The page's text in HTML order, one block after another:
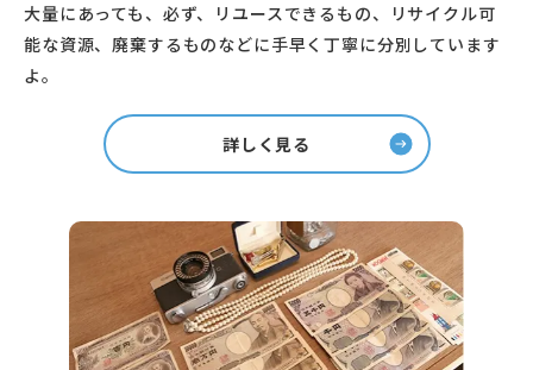
大量にあっても、必ず、リユースできるもの、リサイクル可
能な資源、廃棄するものなどに手早く丁寧に分別しています
よ。
詳しく見る